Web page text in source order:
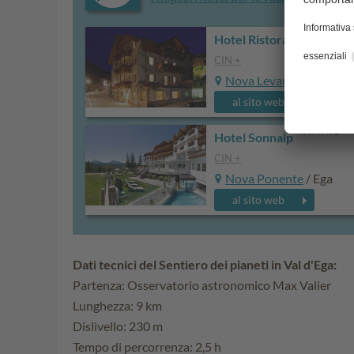
Hotel Ristorante
CIN +
Nova Levante
al sito web
Hotel Sonnalp
CIN +
Nova Ponente / Ega
al sito web
Dati tecnici del Sentiero dei pianeti in Val d'Ega:
Partenza: Osservatorio astronomico Max Valier
Lunghezza: 9 km
Dislivello: 230 m
Tempo di percorrenza: 2,5 h